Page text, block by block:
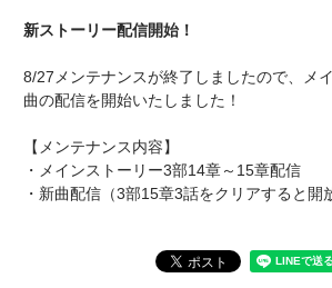
新ストーリー配信開始！
8/27メンテナンスが終了しましたので、メ
曲の配信を開始いたしました！
【メンテナンス内容】
・メインストーリー3部14章～15章配信
・新曲配信（3部15章3話をクリアすると開